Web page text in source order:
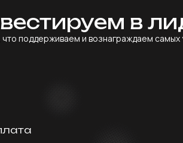
в
поддерживаем и вознаграждаем